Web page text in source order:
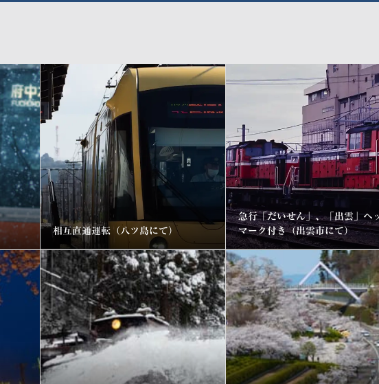
相互直通運転（八ツ島にて）
急行「だいせん」、「出雲」ヘ
マーク付き（出雲市にて）